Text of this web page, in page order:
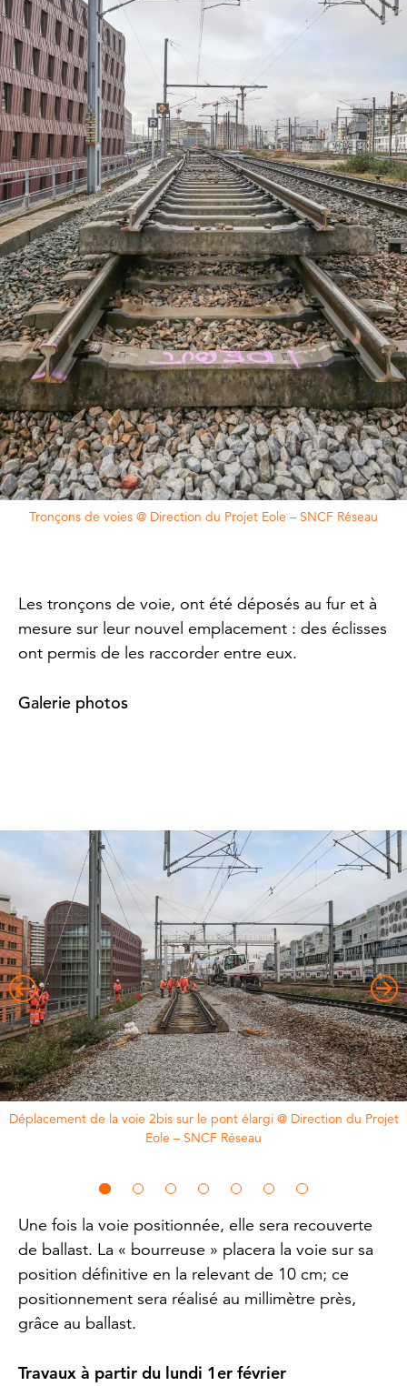
Tronçons de voies @ Direction du Projet Eole – SNCF Réseau
Les tronçons de voie, ont été déposés au fur et à
mesure sur leur nouvel emplacement : des éclisses
ont permis de les raccorder entre eux.
Galerie photos
Déplacement de la voie 2bis sur le pont élargi @ Direction du Projet
Eole – SNCF Réseau
Une fois la voie positionnée, elle sera recouverte
de ballast. La « bourreuse » placera la voie sur sa
position définitive en la relevant de 10 cm; ce
positionnement sera réalisé au millimètre près,
grâce au ballast.
Travaux à partir du lundi 1er février